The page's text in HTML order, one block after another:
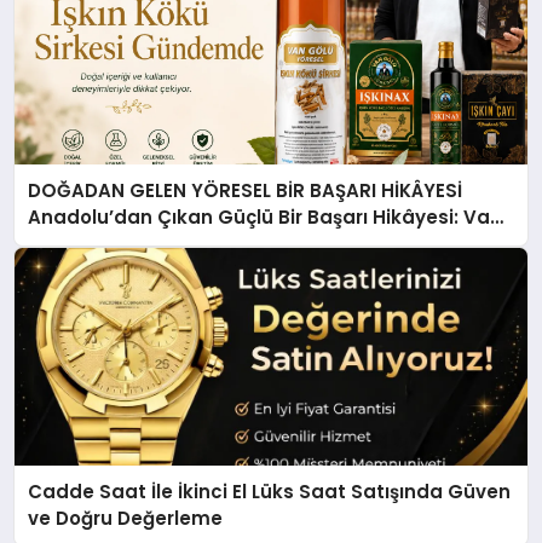
DOĞADAN GELEN YÖRESEL BİR BAŞARI HİKÂYESİ
Anadolu’dan Çıkan Güçlü Bir Başarı Hikâyesi: Van
Gölü Yöresel Işkın Kökü Sirkesi
Cadde Saat İle İkinci El Lüks Saat Satışında Güven
ve Doğru Değerleme